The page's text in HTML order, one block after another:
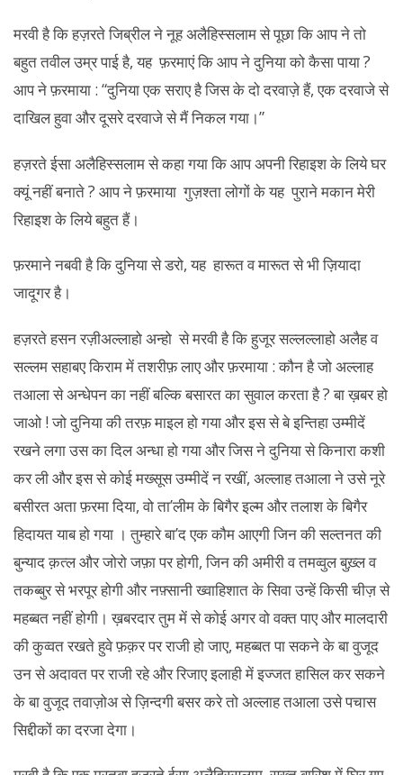
मरवी है कि हज़रते जिब्रील ने नूह अलैहिस्सलाम से पूछा कि आप ने तो
बहुत तवील उम्र पाई है, यह फ़रमाएं कि आप ने दुनिया को कैसा पाया ?
आप ने फ़रमाया : “दुनिया एक सराए है जिस के दो दरवाज़े हैं, एक दरवाजे से
दाखिल हुवा और दूसरे दरवाजे से मैं निकल गया।”
हज़रते ईसा अलैहिस्सलाम से कहा गया कि आप अपनी रिहाइश के लिये घर
क्यूं नहीं बनाते ? आप ने फ़रमाया गुज़श्ता लोगों के यह पुराने मकान मेरी
रिहाइश के लिये बहुत हैं।
फ़रमाने नबवी है कि दुनिया से डरो, यह हारूत व मारूत से भी ज़ियादा
जादूगर है।
हज़रते हसन रज़ीअल्लाहो अन्हो से मरवी है कि हुजूर सल्लल्लाहो अलैह व
सल्लम सहाबए किराम में तशरीफ़ लाए और फ़रमाया : कौन है जो अल्लाह
तआला से अन्धेपन का नहीं बल्कि बसारत का सुवाल करता है ? बा ख़बर हो
जाओ ! जो दुनिया की तरफ़ माइल हो गया और इस से बे इन्तिहा उम्मीदें
रखने लगा उस का दिल अन्धा हो गया और जिस ने दुनिया से किनारा कशी
कर ली और इस से कोई मख्सूस उम्मीदें न रखीं, अल्लाह तआला ने उसे नूरे
बसीरत अता फ़रमा दिया, वो ता’लीम के बिगैर इल्म और तलाश के बिगैर
हिदायत याब हो गया । तुम्हारे बा’द एक कौम आएगी जिन की सल्तनत की
बुन्याद क़त्ल और जोरो जफ़ा पर होगी, जिन की अमीरी व तमव्वुल बुख़्ल व
तकब्बुर से भरपूर होगी और नफ़्सानी ख्वाहिशात के सिवा उन्हें किसी चीज़ से
महब्बत नहीं होगी। ख़बरदार तुम में से कोई अगर वो वक्त पाए और मालदारी
की कुव्वत रखते हुवे फ़क़र पर राजी हो जाए, महब्बत पा सकने के बा वुजूद
उन से अदावत पर राजी रहे और रिजाए इलाही में इज्जत हासिल कर सकने
के बा वुजूद तवाज़ोअ से ज़िन्दगी बसर करे तो अल्लाह तआला उसे पचास
सिद्दीकों का दरजा देगा।